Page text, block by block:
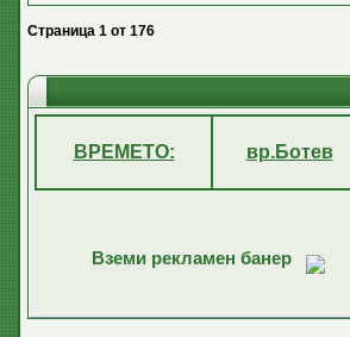
Страница 1 от 176
ВРЕМЕТО: вр.Ботев
Вземи рекламен банер